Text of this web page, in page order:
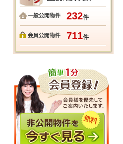
232件
711件